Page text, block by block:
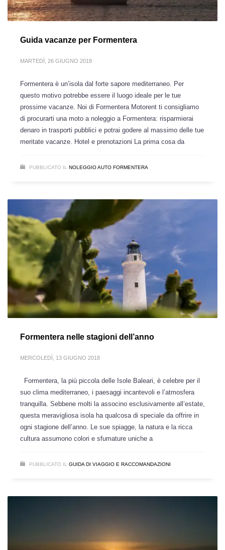
Guida vacanze per Formentera
MARTEDÌ, 26 GIUGNO 2018
Formentera è un’isola dal forte sapore mediterraneo. Per
questo motivo potrebbe essere il luogo ideale per le tue
prossime vacanze. Noi di Formentera Motorent ti consigliamo
di procurarti una moto a noleggio a Formentera: risparmierai
denaro in trasporti pubblici e potrai godere al massimo delle tue
meritate vacanze. Hotel e prenotazioni La prima cosa da
PUBBLICATO IL NOLEGGIO AUTO FORMENTERA
Formentera nelle stagioni dell’anno
MERCOLEDÌ, 13 GIUGNO 2018
Formentera, la più piccola delle Isole Baleari, è celebre per il
suo clima mediterraneo, i paesaggi incantevoli e l’atmosfera
tranquilla. Sebbene molti la associno esclusivamente all’estate,
questa meravigliosa isola ha qualcosa di speciale da offrire in
ogni stagione dell’anno. Le sue spiagge, la natura e la ricca
cultura assumono colori e sfumature uniche a
PUBBLICATO IL GUIDA DI VIAGGIO E RACCOMANDAZIONI